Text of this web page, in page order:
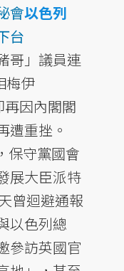
會以色列
台
哥」議員連
梅伊
再因內閣閣
遭重挫。
保守黨國會
展大臣派特
曾迴避通報
以色列總
參訪英國官